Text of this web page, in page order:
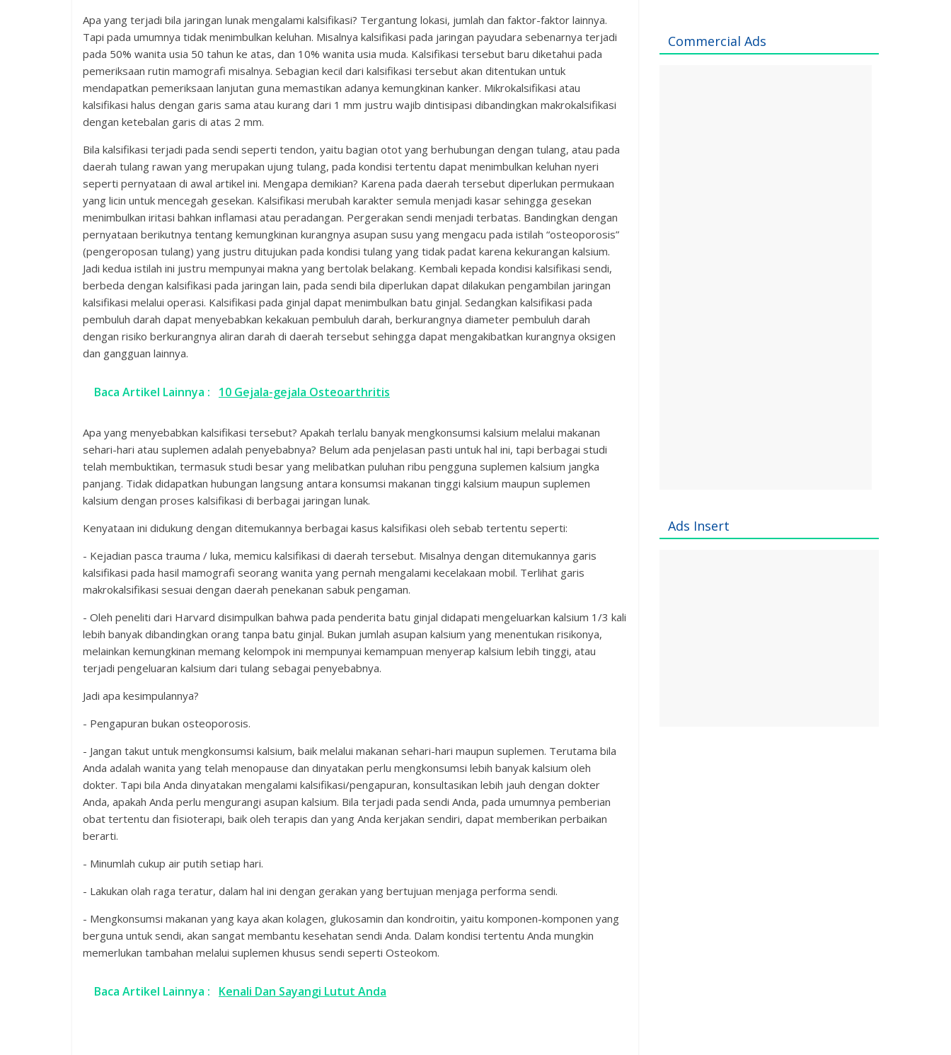
Apa yang terjadi bila jaringan lunak mengalami kalsifikasi? Tergantung lokasi, jumlah dan faktor-faktor lainnya.
Tapi pada umumnya tidak menimbulkan keluhan. Misalnya kalsifikasi pada jaringan payudara sebenarnya terjadi
pada 50% wanita usia 50 tahun ke atas, dan 10% wanita usia muda. Kalsifikasi tersebut baru diketahui pada
pemeriksaan rutin mamografi misalnya. Sebagian kecil dari kalsifikasi tersebut akan ditentukan untuk
mendapatkan pemeriksaan lanjutan guna memastikan adanya kemungkinan kanker. Mikrokalsifikasi atau
kalsifikasi halus dengan garis sama atau kurang dari 1 mm justru wajib dintisipasi dibandingkan makrokalsifikasi
dengan ketebalan garis di atas 2 mm.
Bila kalsifikasi terjadi pada sendi seperti tendon, yaitu bagian otot yang berhubungan dengan tulang, atau pada
daerah tulang rawan yang merupakan ujung tulang, pada kondisi tertentu dapat menimbulkan keluhan nyeri
seperti pernyataan di awal artikel ini. Mengapa demikian? Karena pada daerah tersebut diperlukan permukaan
yang licin untuk mencegah gesekan. Kalsifikasi merubah karakter semula menjadi kasar sehingga gesekan
menimbulkan iritasi bahkan inflamasi atau peradangan. Pergerakan sendi menjadi terbatas. Bandingkan dengan
pernyataan berikutnya tentang kemungkinan kurangnya asupan susu yang mengacu pada istilah “osteoporosis”
(pengeroposan tulang) yang justru ditujukan pada kondisi tulang yang tidak padat karena kekurangan kalsium.
Jadi kedua istilah ini justru mempunyai makna yang bertolak belakang. Kembali kepada kondisi kalsifikasi sendi,
berbeda dengan kalsifikasi pada jaringan lain, pada sendi bila diperlukan dapat dilakukan pengambilan jaringan
kalsifikasi melalui operasi. Kalsifikasi pada ginjal dapat menimbulkan batu ginjal. Sedangkan kalsifikasi pada
pembuluh darah dapat menyebabkan kekakuan pembuluh darah, berkurangnya diameter pembuluh darah
dengan risiko berkurangnya aliran darah di daerah tersebut sehingga dapat mengakibatkan kurangnya oksigen
dan gangguan lainnya.
Baca Artikel Lainnya : 10 Gejala-gejala Osteoarthritis
Apa yang menyebabkan kalsifikasi tersebut? Apakah terlalu banyak mengkonsumsi kalsium melalui makanan
sehari-hari atau suplemen adalah penyebabnya? Belum ada penjelasan pasti untuk hal ini, tapi berbagai studi
telah membuktikan, termasuk studi besar yang melibatkan puluhan ribu pengguna suplemen kalsium jangka
panjang. Tidak didapatkan hubungan langsung antara konsumsi makanan tinggi kalsium maupun suplemen
kalsium dengan proses kalsifikasi di berbagai jaringan lunak.
Kenyataan ini didukung dengan ditemukannya berbagai kasus kalsifikasi oleh sebab tertentu seperti:
- Kejadian pasca trauma / luka, memicu kalsifikasi di daerah tersebut. Misalnya dengan ditemukannya garis
kalsifikasi pada hasil mamografi seorang wanita yang pernah mengalami kecelakaan mobil. Terlihat garis
makrokalsifikasi sesuai dengan daerah penekanan sabuk pengaman.
- Oleh peneliti dari Harvard disimpulkan bahwa pada penderita batu ginjal didapati mengeluarkan kalsium 1/3 kali
lebih banyak dibandingkan orang tanpa batu ginjal. Bukan jumlah asupan kalsium yang menentukan risikonya,
melainkan kemungkinan memang kelompok ini mempunyai kemampuan menyerap kalsium lebih tinggi, atau
terjadi pengeluaran kalsium dari tulang sebagai penyebabnya.
Jadi apa kesimpulannya?
- Pengapuran bukan osteoporosis.
- Jangan takut untuk mengkonsumsi kalsium, baik melalui makanan sehari-hari maupun suplemen. Terutama bila
Anda adalah wanita yang telah menopause dan dinyatakan perlu mengkonsumsi lebih banyak kalsium oleh
dokter. Tapi bila Anda dinyatakan mengalami kalsifikasi/pengapuran, konsultasikan lebih jauh dengan dokter
Anda, apakah Anda perlu mengurangi asupan kalsium. Bila terjadi pada sendi Anda, pada umumnya pemberian
obat tertentu dan fisioterapi, baik oleh terapis dan yang Anda kerjakan sendiri, dapat memberikan perbaikan
berarti.
- Minumlah cukup air putih setiap hari.
- Lakukan olah raga teratur, dalam hal ini dengan gerakan yang bertujuan menjaga performa sendi.
- Mengkonsumsi makanan yang kaya akan kolagen, glukosamin dan kondroitin, yaitu komponen-komponen yang
berguna untuk sendi, akan sangat membantu kesehatan sendi Anda. Dalam kondisi tertentu Anda mungkin
memerlukan tambahan melalui suplemen khusus sendi seperti Osteokom.
Baca Artikel Lainnya : Kenali Dan Sayangi Lutut Anda
Commercial Ads
Ads Insert